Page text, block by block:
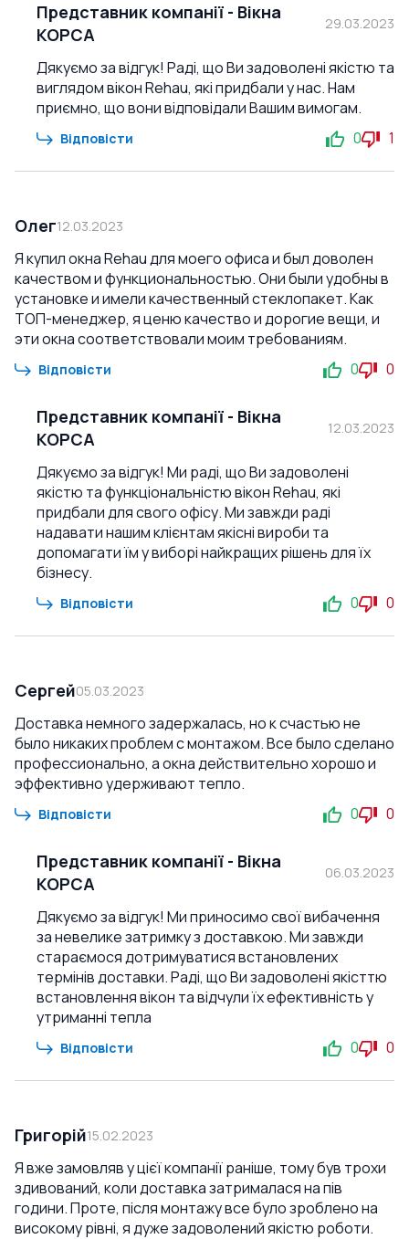
Представник компанії - Вікна
КОРСА
29.03.2023
Дякуємо за відгук! Раді, що Ви задоволені якістю та
виглядом вікон Rehau, які придбали у нас. Нам
приємно, що вони відповідали Вашим вимогам.
Відповісти 0 1
Олег12.03.2023
Я купил окна Rehau для моего офиса и был доволен
качеством и функциональностью. Они были удобны в
установке и имели качественный стеклопакет. Как
ТОП-менеджер, я ценю качество и дорогие вещи, и
эти окна соответствовали моим требованиям.
Відповісти 0 0
Представник компанії - Вікна
КОРСА
12.03.2023
Дякуємо за відгук! Ми раді, що Ви задоволені
якістю та функціональністю вікон Rehau, які
придбали для свого офісу. Ми завжди раді
надавати нашим клієнтам якісні вироби та
допомагати їм у виборі найкращих рішень для їх
бізнесу.
Відповісти 0 0
Сергей05.03.2023
Доставка немного задержалась, но к счастью не
было никаких проблем с монтажом. Все было сделано
профессионально, а окна действительно хорошо и
эффективно удерживают тепло.
Відповісти 0 0
Представник компанії - Вікна
КОРСА
06.03.2023
Дякуємо за відгук! Ми приносимо свої вибачення
за невелике затримку з доставкою. Ми завжди
стараємося дотримуватися встановлених
термінів доставки. Раді, що Ви задоволені якісттю
встановлення вікон та відчули їх ефективність у
утриманні тепла
Відповісти 0 0
Григорій15.02.2023
Я вже замовляв у цієї компанії раніше, тому був трохи
здивований, коли доставка затрималася на пів
години. Проте, після монтажу все було зроблено на
високому рівні, я дуже задоволений якістю роботи.